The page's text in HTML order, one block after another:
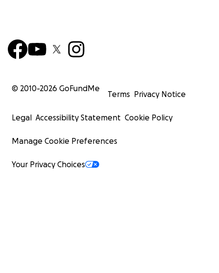
© 2010-2026 GoFundMe
Terms Privacy Notice
Legal Accessibility Statement Cookie Policy
Manage Cookie Preferences
Your Privacy Choices